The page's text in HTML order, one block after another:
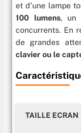
et d’une lampe
100 lumens, un
concurrents. En
de grandes
clavier ou le
TAILLE ECRAN